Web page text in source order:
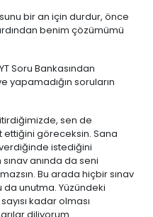
bir an için durdur, önce
benim çözümümü
Soru Bankasından
soruların
sen de
göreceksin. Sana
istediğini
anında da seni
Bu arada hiçbir sınav
unutma. Yüzündeki
kadar olması